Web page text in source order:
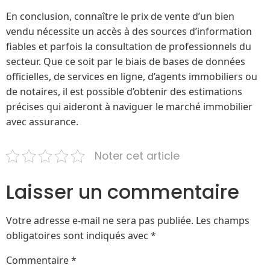
En conclusion, connaître le prix de vente d’un bien
vendu nécessite un accès à des sources d’information
fiables et parfois la consultation de professionnels du
secteur. Que ce soit par le biais de bases de données
officielles, de services en ligne, d’agents immobiliers ou
de notaires, il est possible d’obtenir des estimations
précises qui aideront à naviguer le marché immobilier
avec assurance.
Noter cet article
Laisser un commentaire
Votre adresse e-mail ne sera pas publiée. Les champs
obligatoires sont indiqués avec *
Commentaire*